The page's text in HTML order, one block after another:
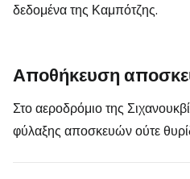
δεδομένα της Καμπότζης.
Αποθήκευση
Στο αεροδρόμιο της
φύλαξης αποσκευών ούτε